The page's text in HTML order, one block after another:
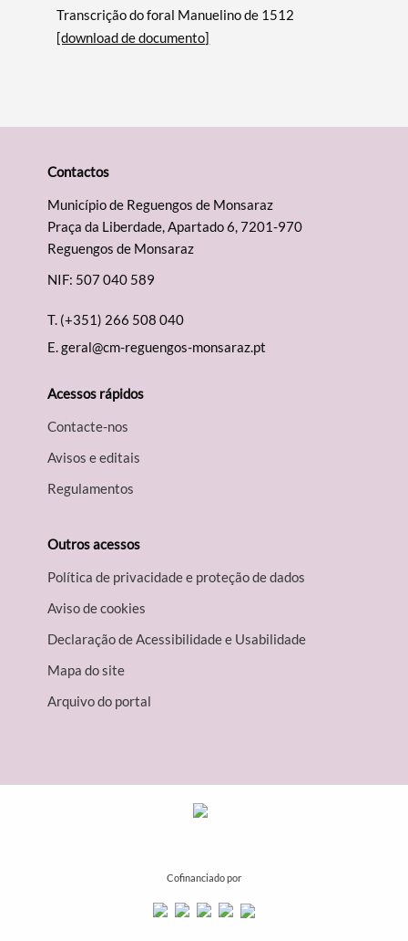
Transcrição do foral Manuelino de 1512
[download de documento]
Contactos
Município de Reguengos de Monsaraz
Praça da Liberdade, Apartado 6, 7201-970
Reguengos de Monsaraz
NIF: 507 040 589
T. (+351) 266 508 040
E.geral@cm-reguengos-monsaraz.pt
Acessos rápidos
Contacte-nos
Avisos e editais
Regulamentos
Outros acessos
Política de privacidade e proteção de dados
Aviso de cookies
Declaração de Acessibilidade e Usabilidade
Mapa do site
Arquivo do portal
Cofinanciado por